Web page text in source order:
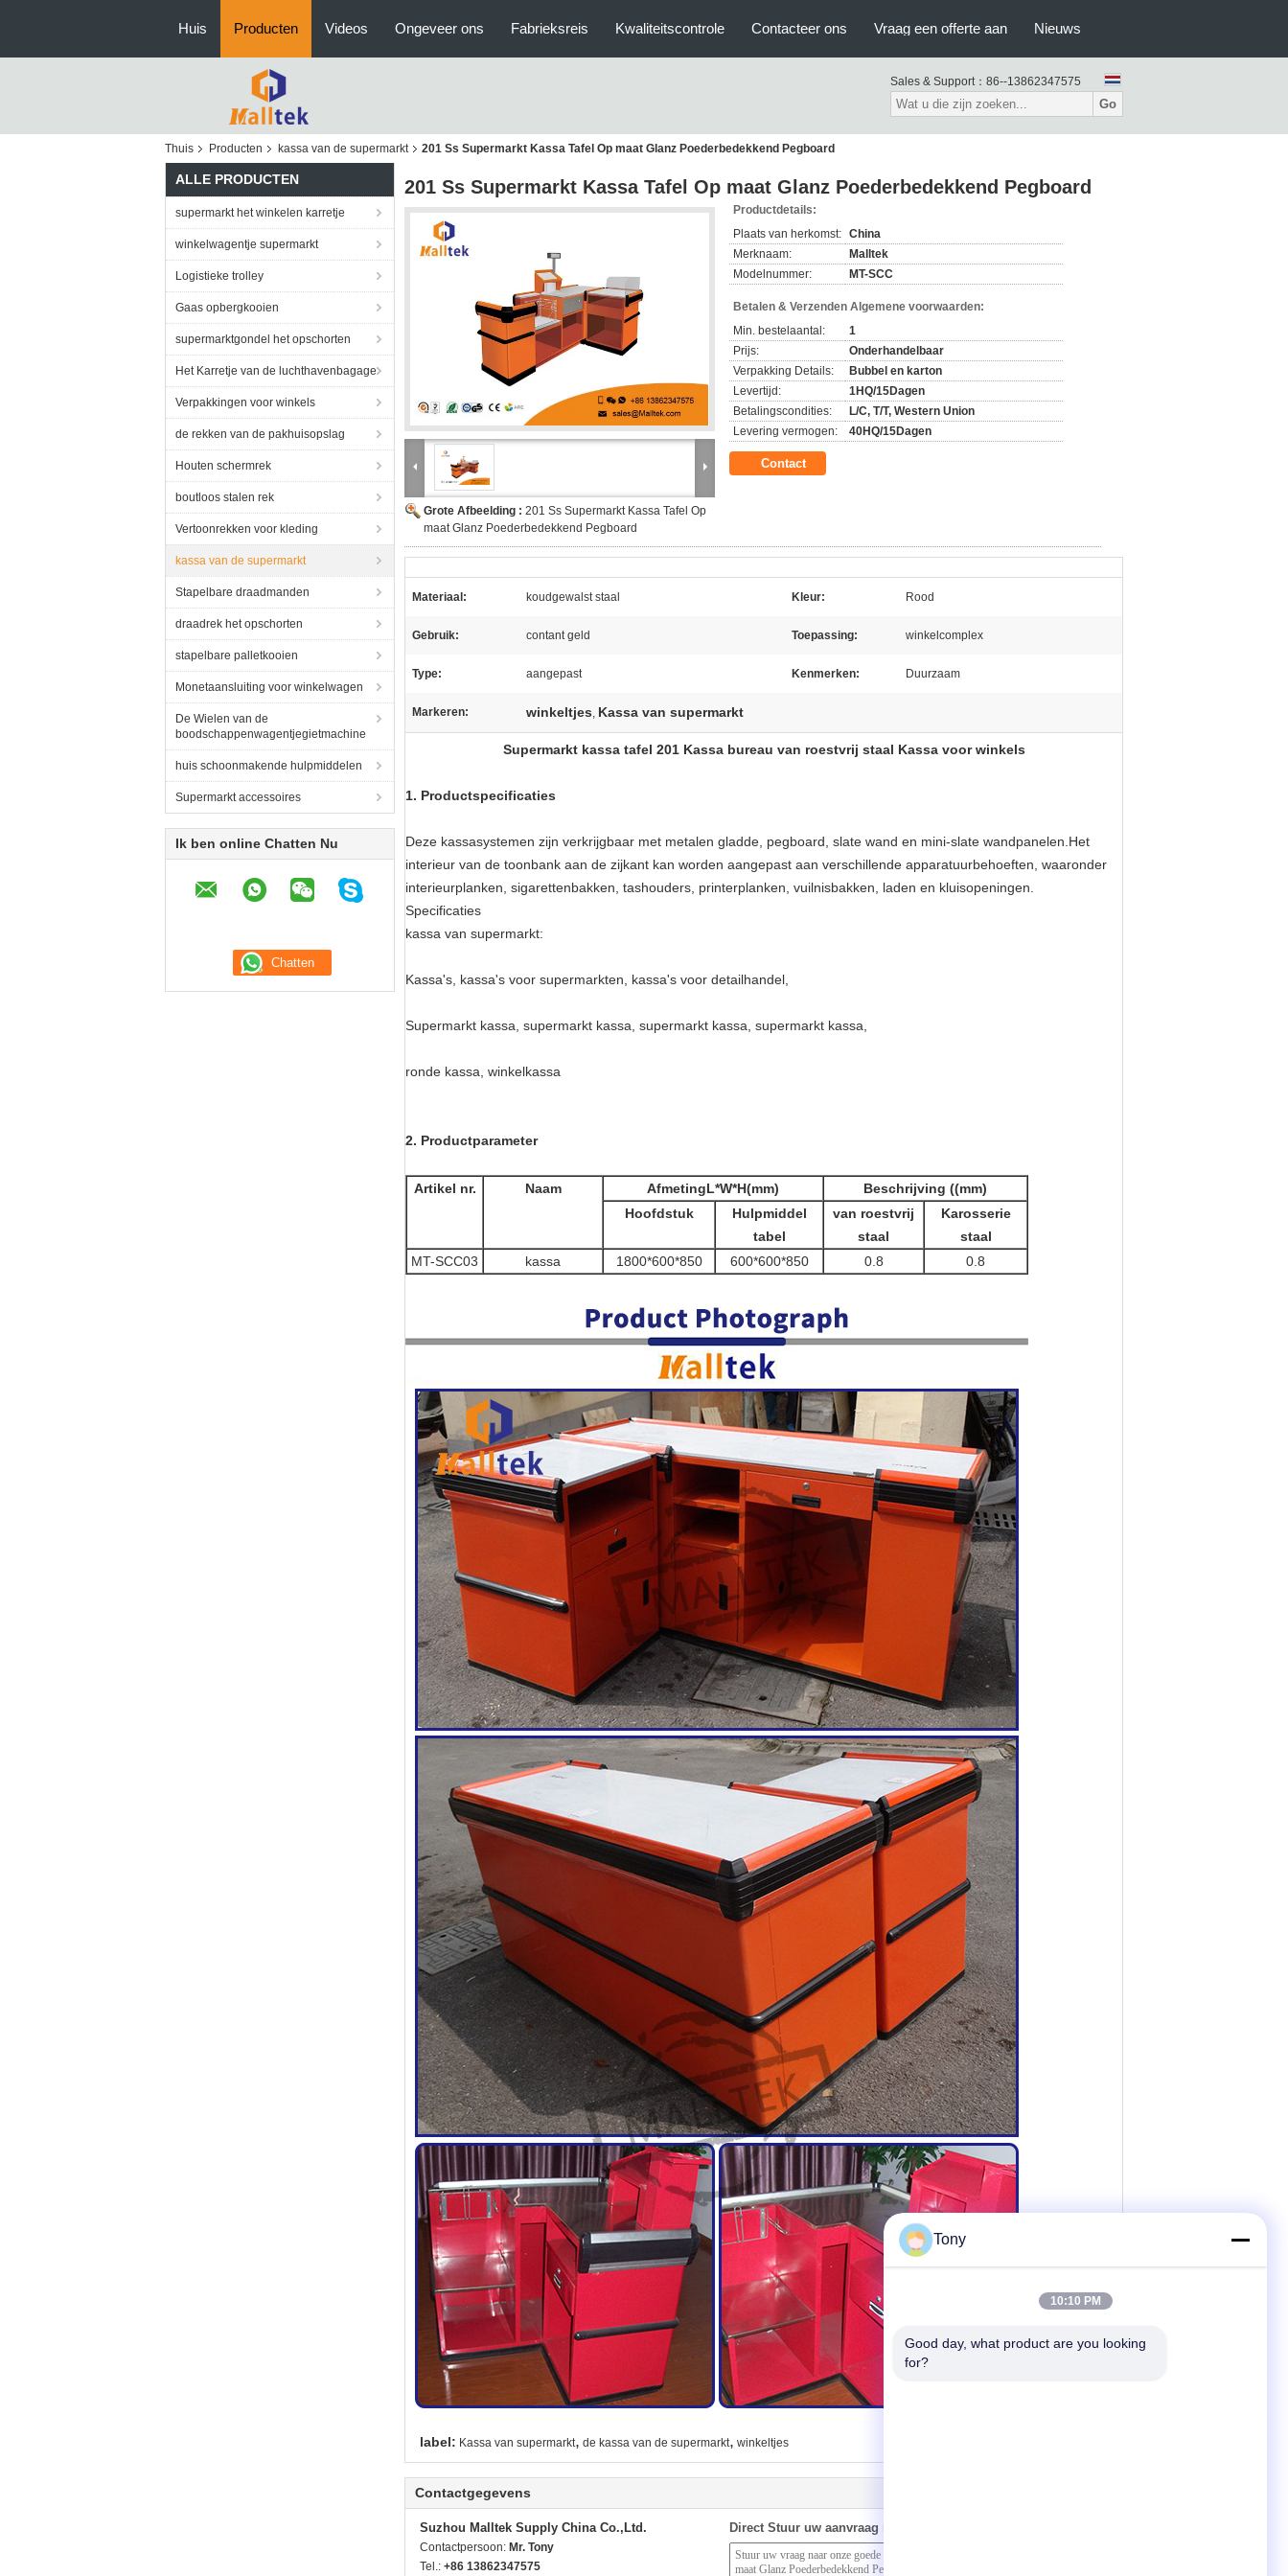
Huis Producten Videos Ongeveer ons Fabrieksreis Kwaliteitscontrole Contacteer ons Vraag een offerte aan Nieuws
Sales & Support： 86--13862347575
Go
Thuis Producten kassa van de supermarkt 201 Ss Supermarkt Kassa Tafel Op maat Glanz Poederbedekkend Pegboard
ALLE PRODUCTEN
supermarkt het winkelen karretje
winkelwagentje supermarkt
Logistieke trolley
Gaas opbergkooien
supermarktgondel het opschorten
Het Karretje van de luchthavenbagage
Verpakkingen voor winkels
de rekken van de pakhuisopslag
Houten schermrek
boutloos stalen rek
Vertoonrekken voor kleding
kassa van de supermarkt
Stapelbare draadmanden
draadrek het opschorten
stapelbare palletkooien
Monetaansluiting voor winkelwagen
De Wielen van de
boodschappenwagentjegietmachine
huis schoonmakende hulpmiddelen
Supermarkt accessoires
Ik ben online Chatten Nu
201 Ss Supermarkt Kassa Tafel Op maat Glanz Poederbedekkend Pegboard
Grote Afbeelding : 201 Ss Supermarkt Kassa Tafel Op
maat Glanz Poederbedekkend Pegboard
Productdetails:
Plaats van herkomst: China
Merknaam:
Malltek
Modelnummer:
MT-SCC
Betalen & Verzenden Algemene voorwaarden:
Min. bestelaantal:
1
Prijs:
Onderhandelbaar
Verpakking Details:
Bubbel en karton
Levertijd:
1HQ/15Dagen
Betalingscondities:
L/C, T/T, Western Union
Levering vermogen:
40HQ/15Dagen
Contact
Materiaal: koudgewalst staal Kleur: Rood
Gebruik: contant geld Toepassing: winkelcomplex
Type: aangepast Kenmerken: Duurzaam
Markeren: winkeltjes, Kassa van supermarkt
Supermarkt kassa tafel 201 Kassa bureau van roestvrij staal Kassa voor winkels
1. Productspecificaties
Deze kassasystemen zijn verkrijgbaar met metalen gladde, pegboard, slate wand en mini-slate wandpanelen.Het
interieur van de toonbank aan de zijkant kan worden aangepast aan verschillende apparatuurbehoeften, waaronder
interieurplanken, sigarettenbakken, tashouders, printerplanken, vuilnisbakken, laden en kluisopeningen.
Specificaties
kassa van supermarkt:
Kassa's, kassa's voor supermarkten, kassa's voor detailhandel,
Supermarkt kassa, supermarkt kassa, supermarkt kassa, supermarkt kassa,
ronde kassa, winkelkassa
2. Productparameter
Artikel nr. Naam AfmetingL*W*H(mm)
Beschrijving ((mm)
Hoofdstuk
Hulpmiddel
tabel
van roestvrij
staal
Karosserie
staal
MT-SCC03
kassa 1800*600*850 600*600*850 0.8 0.8
label: Kassa van supermarkt, de kassa van de supermarkt, winkeltjes
Contactgegevens
Suzhou Malltek Supply China Co.,Ltd.
Contactpersoon: Mr. Tony
Tel.: +86 13862347575
Direct Stuur uw aanvraag naar ons
Tony
10:10 PM
Good day, what product are you looking
for?